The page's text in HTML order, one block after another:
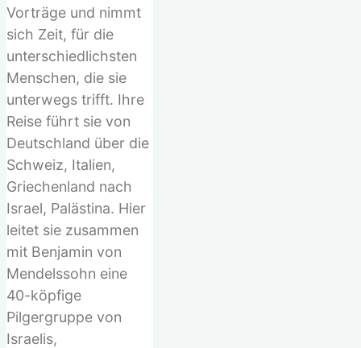
Vorträge und nimmt
sich Zeit, für die
unterschiedlichsten
Menschen, die sie
unterwegs trifft. Ihre
Reise führt sie von
Deutschland über die
Schweiz, Italien,
Griechenland nach
Israel, Palästina. Hier
leitet sie zusammen
mit Benjamin von
Mendelssohn eine
40-köpfige
Pilgergruppe von
Israelis,